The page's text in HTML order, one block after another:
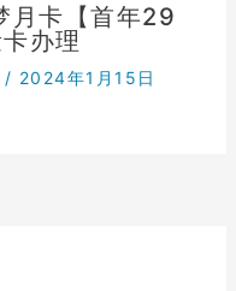
月卡【首年29
办理
/ 2024年1月15日